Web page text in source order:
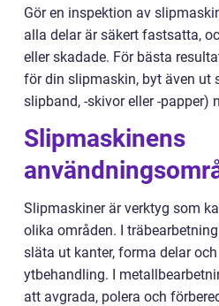
Gör en inspektion av
alla delar är säkert fastsatta,
eller skadade. För bästa
för din slipmaskin, byt även ut
slipband, -skivor eller -papper)
Slipmaskinens
Slipmaskiner är verktyg som
olika områden. I
släta ut kanter, forma delar
ytbehandling. I
att avgrada, polera och